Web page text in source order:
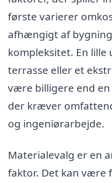
første varierer
afhængigt af
kompleksitet. En lille
terrasse eller et
være billigere end
der kræver
og ingeniørarbejde.
Materialevalg er en
faktor. Det kan være